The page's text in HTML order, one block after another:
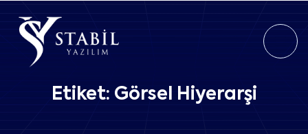
Etiket: Görsel Hiyerarşi